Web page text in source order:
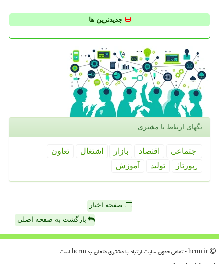
جدیدترین ها
تگهای ارتباط با مشتری
اجتماعی اقتصاد بازار اشتغال
تعاون
رپورتاژ
تولید آموزش
صفحه اخبار
بازگشت به صفحه اصلی